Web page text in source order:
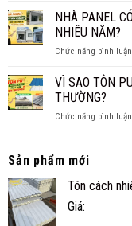
NHÀ PANEL
NHIÊU NĂM?
Chức năng bình
VÌ SAO TÔN
THƯỜNG?
Chức năng bình
Sản phẩm mới
Tôn cách
Giá: